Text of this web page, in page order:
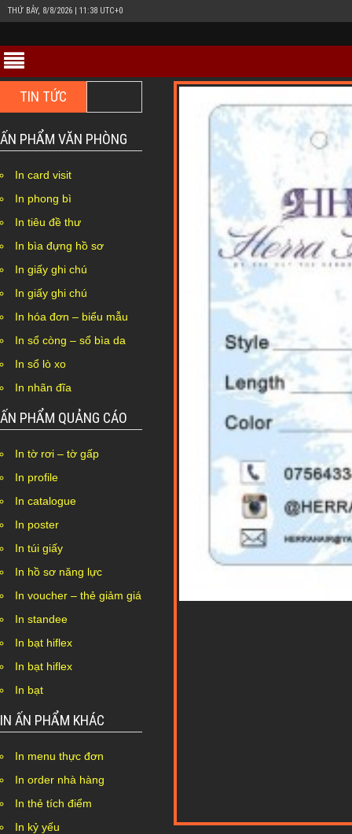
THỨ BẢY, 8/8/2026 | 11:38 UTC+0
TIN TỨC
ẤN PHẨM VĂN PHÒNG
In card visit
In phong bì
In tiêu đề thư
In bìa đựng hồ sơ
In giấy ghi chú
In giấy ghi chú
In hóa đơn – biểu mẫu
In sổ còng – sổ bìa da
In sổ lò xo
In nhãn đĩa
ẤN PHẨM QUẢNG CÁO
In tờ rơi – tờ gấp
In profile
In catalogue
In poster
In túi giấy
In hồ sơ năng lực
In voucher – thẻ giảm giá
In standee
In bạt hiflex
In bạt hiflex
In bạt
IN ẤN PHẨM KHÁC
In menu thực đơn
In order nhà hàng
In thẻ tích điểm
In kỷ yếu